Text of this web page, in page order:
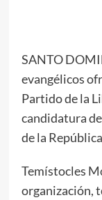
SANTO
evangélicos
Partido de la
candidatura
de la
Temístocles
organización,